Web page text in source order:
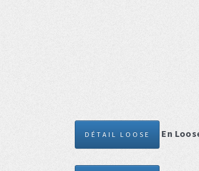
DÉTAIL LOOSE En